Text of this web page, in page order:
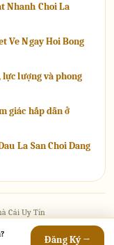
Nhanh Choi La
Ve Ngay Hoi Bong
lượng và phong
giác hấp dẫn ở
La San Choi Dang
Cái Uy Tín
· Chính Sách Bảo Mật
Điều
SitemapĐăng Ký →